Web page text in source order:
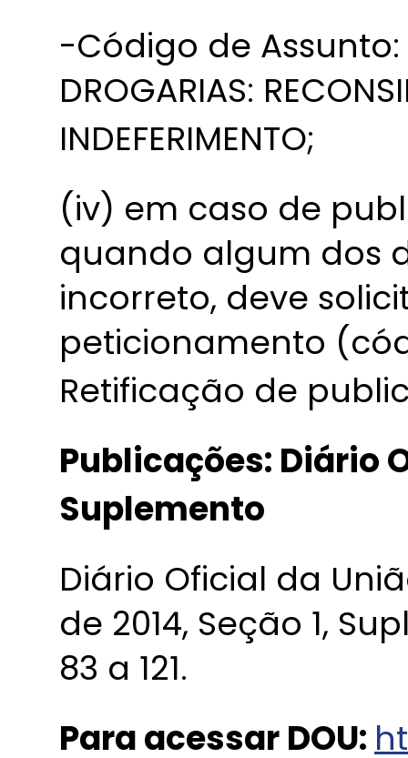
-Código de Assunto:
DROGARIAS:
INDEFERIMENTO;
(iv) em caso de
quando algum dos
incorreto, deve
peticionamento
Retificação de
Publicações: Diário
Suplemento
Diário Oficial da
de 2014, Seção 1,
83 a 121.
Para acessar DOU: